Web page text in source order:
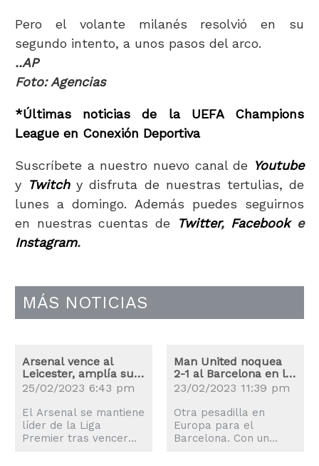
Pero el volante milanés resolvió en su
segundo intento, a unos pasos del arco.
..AP
Foto: Agencias
*Últimas noticias de la UEFA Champions
League en Conexión Deportiva
Suscríbete a nuestro nuevo canal de Youtube
y Twitchy disfruta de nuestras tertulias, de
lunes a domingo. Además puedes seguirnos
en nuestras cuentas de
Twitter, Facebooke
Instagram.
MÁS NOTICIAS
Arsenal vence al
Leicester, amplía su
ventaja en el liderato
25/02/2023 6:43 pm
El Arsenal se mantiene
líder de la Liga
Premier tras vencer
Man United noquea
2-1 al Barcelona en la
Liga Europa
23/02/2023 11:39 pm
Otra pesadilla en
Europa para el
Barcelona. Con un